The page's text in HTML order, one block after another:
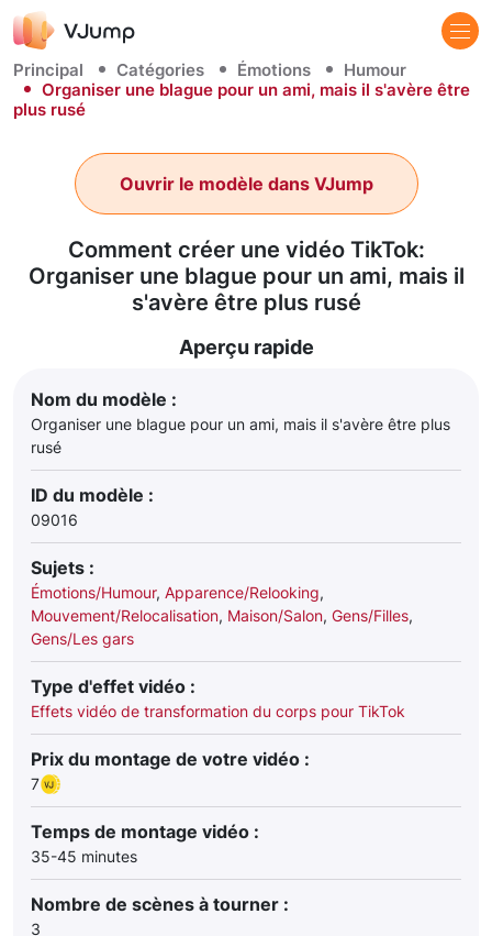
Principal Catégories Émotions
Humour
Organiser une blague pour un ami, mais il s'avère être
plus rusé
Comment créer une vidéo TikTok:
Organiser une blague pour un ami, mais il
s'avère être plus rusé
Ouvrir le modèle dans VJump
Aperçu rapide
Nom du modèle :
Organiser une blague pour un ami, mais il s'avère être plus
rusé
ID du modèle :
09016
Sujets :
Émotions/Humour, Apparence/Relooking,
Mouvement/Relocalisation, Maison/Salon, Gens/Filles,
Gens/Les gars
Type d'effet vidéo :
Effets vidéo de transformation du corps pour TikTok
Prix du montage de votre vidéo :
7
Temps de montage vidéo :
35-45 minutes
Nombre de scènes à tourner :
3